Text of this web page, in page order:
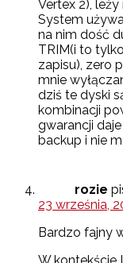
Vertex 2),
System
na nim dość
TRIM(i to
zapisu), zero
mnie
dziś te dyski
kombinacji
gwarancji
backup i nie
rozie
23 września,
Bardzo fajny
W kontekście